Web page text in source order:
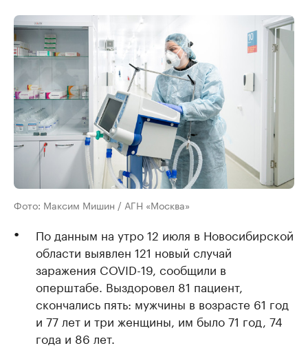
Фото: Максим Мишин / АГН «Москва»
По данным на утро 12 июля в Новосибирской
области выявлен 121 новый случай
заражения COVID-19, сообщили в
оперштабе. Выздоровел 81 пациент,
скончались пять: мужчины в возрасте 61 год
и 77 лет и три женщины, им было 71 год, 74
года и 86 лет.